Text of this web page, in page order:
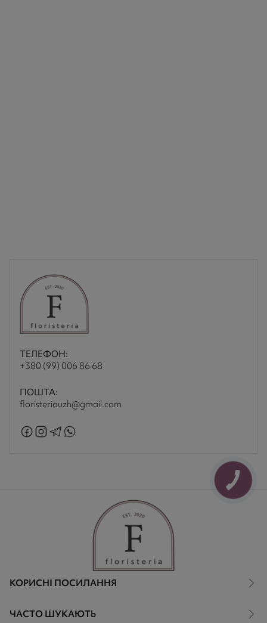
ТЕЛЕФОН:
+380 (99) 006 86 68
ПОШТА:
floristeriauzh@gmail.com
КОРИСНІ ПОСИЛАННЯ
ЧАСТО ШУКАЮТЬ